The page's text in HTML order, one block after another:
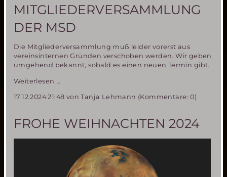
MITGLIEDERVERSAMMLUNG
DER MSD
Die Mitgliederversammlung muß leider vorerst aus
vereinsinternen Gründen verschoben werden. Wir geben
umgehend bekannt, sobald es einen neuen Termin gibt.
Weiterlesen …
der
17.12.2024 21:48 von Tanja Lehmann (Kommentare: 0)
FROHE WEIHNACHTEN 2024